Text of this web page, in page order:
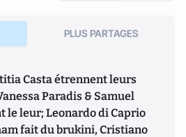
PLUS PARTAGES
Casta étrennent leurs
Paradis & Samuel
le leur; Leonardo di Caprio
fait du brukini, Cristiano